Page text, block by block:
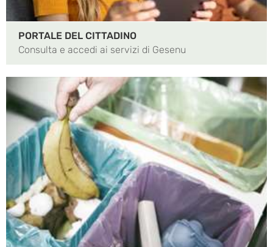
PORTALE DEL CITTADINO
Consulta e accedi ai servizi di Gesenu